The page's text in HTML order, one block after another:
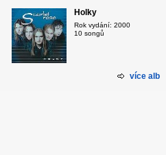
Holky
Rok vydání: 2000
10 songů
více alb